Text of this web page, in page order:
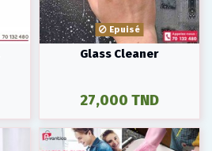
Epuisé
Glass Cleaner
27,000 TND